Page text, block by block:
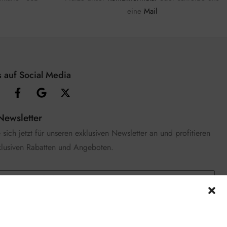
eine Mail
auf Social Media
jetzt für unseren exklusiven Newsletter an und profitieren
Rabatten und Angeboten.